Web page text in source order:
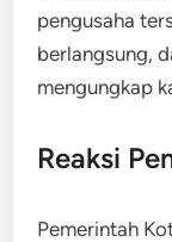
pengusaha
berlangsung,
mengungkap
Reaksi
Pemerintah